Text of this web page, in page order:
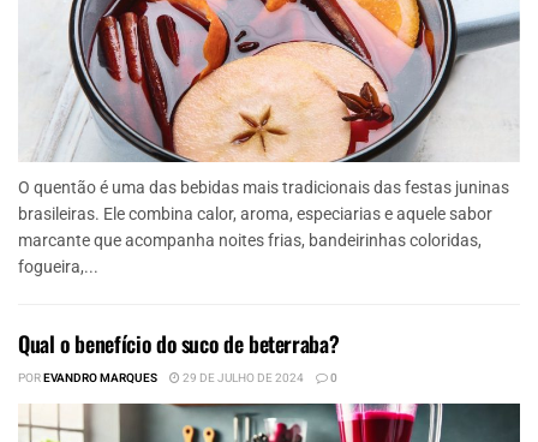
O quentão é uma das bebidas mais tradicionais das festas juninas
brasileiras. Ele combina calor, aroma, especiarias e aquele sabor
marcante que acompanha noites frias, bandeirinhas coloridas,
fogueira,...
Qual o benefício do suco de beterraba?
POREVANDRO MARQUES 29 DE JULHO DE 2024 0